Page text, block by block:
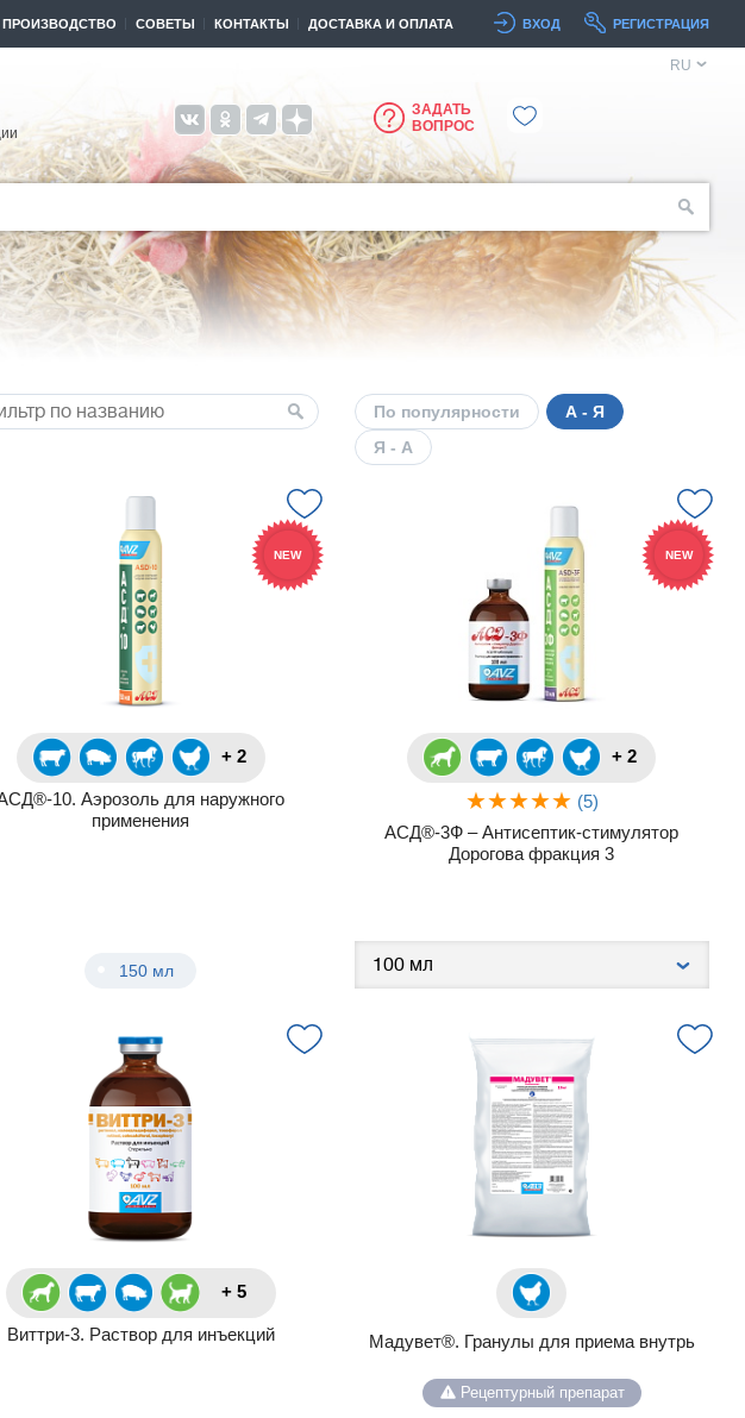
ПРОИЗВОДСТВО СОВЕТЫ КОНТАКТЫ ДОСТАВКА И ОПЛАТА ВХОД РЕГИСТРАЦИЯ
ЗАДАТЬ
ВОПРОС
RU
По популярности
А - Я
Я - А
NEW
+ 2
10. Аэрозоль для наружного
применения
150 мл
NEW
+ 2
(5)
АСД®-3Ф – Антисептик-стимулятор
Дорогова фракция 3
+ 5
Виттри-3. Раствор для инъекций Мадувет®. Гранулы для приема внутрь
Рецептурный препарат